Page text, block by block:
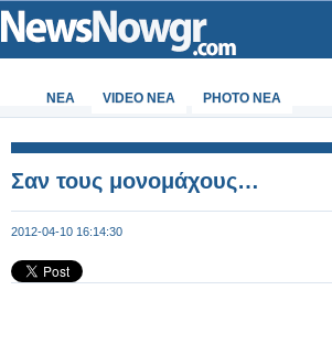
ΝΕΑ VIDEO NEA PHOTO NEA
Σαν τους μονομάχους…
2012-04-10 16:14:30